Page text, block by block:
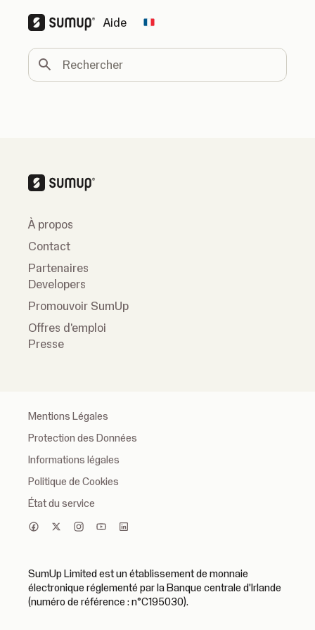
Aide Change country
Rechercher
À propos
Contact
Partenaires
Developers
Promouvoir SumUp
Offres d'emploi
Presse
Mentions Légales
Protection des Données
Informations légales
Politique de Cookies
État du service
SumUp Limited est un établissement de monnaie
électronique réglementé par la Banque centrale d'Irlande
(numéro de référence : n°C195030).